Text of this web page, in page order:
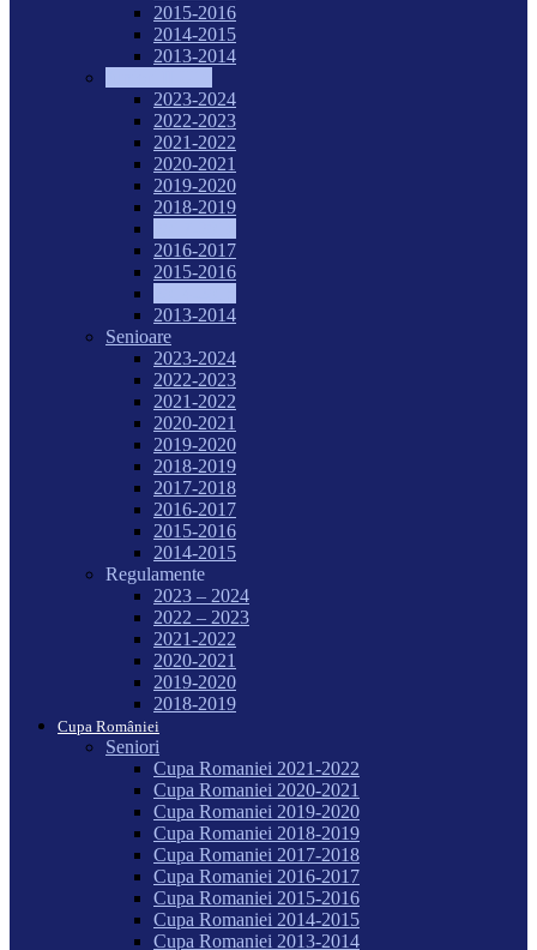
2015-2016
2014-2015
2013-2014
2023-2024
2022-2023
2021-2022
2020-2021
2019-2020
2018-2019
2016-2017
2015-2016
2013-2014
Senioare
2023-2024
2022-2023
2021-2022
2020-2021
2019-2020
2018-2019
2017-2018
2016-2017
2015-2016
2014-2015
Regulamente
2023 – 2024
2022 – 2023
2021-2022
2020-2021
2019-2020
2018-2019
Cupa României
Seniori
Cupa Romaniei 2021-2022
Cupa Romaniei 2020-2021
Cupa Romaniei 2019-2020
Cupa Romaniei 2018-2019
Cupa Romaniei 2017-2018
Cupa Romaniei 2016-2017
Cupa Romaniei 2015-2016
Cupa Romaniei 2014-2015
Cupa Romaniei 2013-2014